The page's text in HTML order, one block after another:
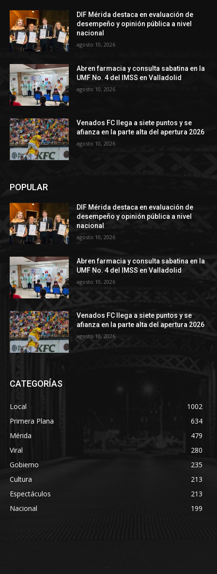
DIF Mérida destaca en evaluación de
desempeño y opinión pública a nivel
nacional
agosto 10, 2026
Abren farmacia y consulta sabatina en la
UMF No. 4 del IMSS en Valladolid
agosto 10, 2026
Venados FC llega a siete puntos y se
afianza en la parte alta del apertura 2026
agosto 10, 2026
POPULAR
DIF Mérida destaca en evaluación de
desempeño y opinión pública a nivel
nacional
agosto 10, 2026
Abren farmacia y consulta sabatina en la
UMF No. 4 del IMSS en Valladolid
agosto 10, 2026
Venados FC llega a siete puntos y se
afianza en la parte alta del apertura 2026
agosto 10, 2026
CATEGORÍAS
Local
1002
Primera Plana
634
Mérida
479
Viral
280
Gobierno
235
Cultura
213
Espectáculos
213
Nacional
199